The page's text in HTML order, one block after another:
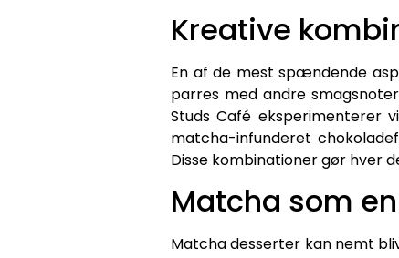
Kreative
En af de mest spændende
parres med andre
Studs Café
matcha-infunderet
Disse kombinationer gør hver
Matcha som
Matcha desserter kan nemt